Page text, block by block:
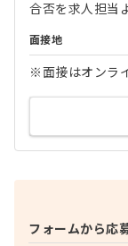
合否を求人担当
面接地
※面接はオンラ
フォームから応